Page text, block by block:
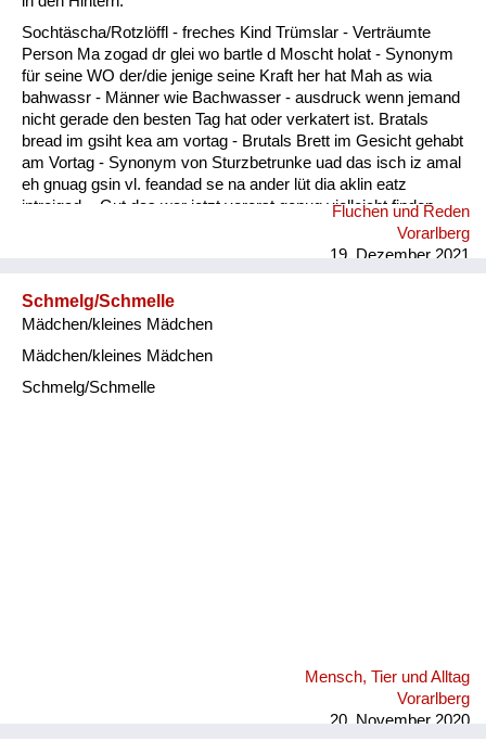
Sochtäscha/Rotzlöffl - freches Kind Trümslar - Verträumte
Person Ma zogad dr glei wo bartle d Moscht holat - Synonym
für seine WO der/die jenige seine Kraft her hat Mah as wia
bahwassr - Männer wie Bachwasser - ausdruck wenn jemand
nicht gerade den besten Tag hat oder verkatert ist. Bratals
bread im gsiht kea am vortag - Brutals Brett im Gesicht gehabt
am Vortag - Synonym von Sturzbetrunke uad das isch iz amal
eh gnuag gsin vl. feandad se na ander lüt dia aklin eatz
intreigad. - Gut das war jetzt vorerst genug vielleicht finden
Fluchen und Reden
Vorarlberg
19. Dezember 2021
Schmelg/Schmelle
Mädchen/kleines Mädchen
Mädchen/kleines Mädchen
Schmelg/Schmelle
Mensch, Tier und Alltag
Vorarlberg
20. November 2020